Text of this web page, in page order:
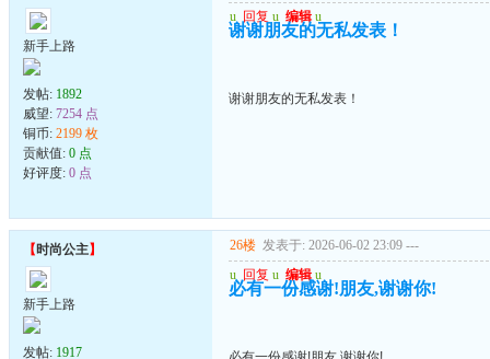
新手上路
发帖: 1892
威望: 7254 点
铜币: 2199 枚
贡献值: 0 点
好评度: 0 点
u 回复 u 编辑 u
谢谢朋友的无私发表！
谢谢朋友的无私发表！
【时尚公主】
新手上路
发帖: 1917
26楼 发表于: 2026-06-02 23:09 ---
u 回复 u 编辑 u
必有一份感谢!朋友,谢谢你!